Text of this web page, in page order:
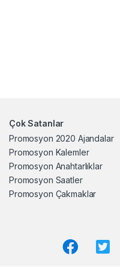
Çok Satanlar
Promosyon 2020 Ajandalar
Promosyon Kalemler
Promosyon Anahtarlıklar
Promosyon Saatler
Promosyon Çakmaklar